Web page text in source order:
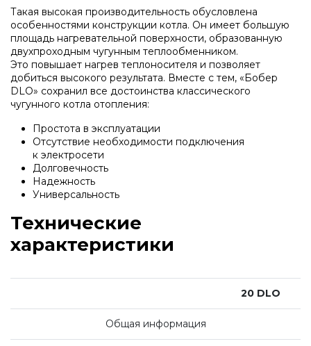
Настенные конденсационные котлы Baxi
Напольные конденсационные котлы Baxi
Напольные котлы с атмосферной горелкой
Baxi
Электрические котлы Baxi
Vaillant
Настенные газовые конденсационные котлы
Запчасти для котлов Ferroli
Такая высокая производительность обусловлена
особенностями конструкции котла. Он имеет большую
площадь нагревательной поверхности, образованную
двухпроходным чугунным теплообменником.
Это повышает нагрев теплоносителя и позволяет
добиться высокого результата. Вместе с тем, «Бобер
DLO» сохранил все достоинства классического
чугунного котла отопления:
Простота в эксплуатации
Отсутствие необходимости подключения
к электросети
Долговечность
Надежность
Универсальность
Технические
характеристики
20 DLO
Общая информация